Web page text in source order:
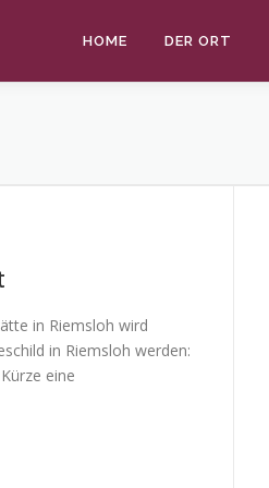
HOME DER ORT
in Riemsloh wird
in Riemsloh werden:
eine